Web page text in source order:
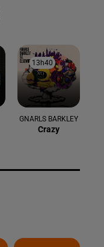
13h40
13h40
GNARLS BARKLEY
Crazy